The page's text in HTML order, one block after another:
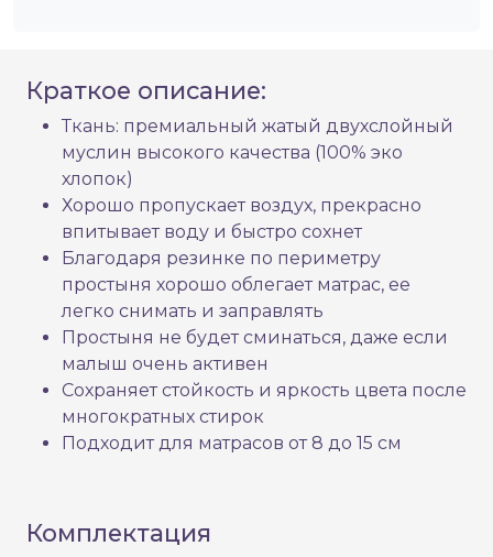
Краткое описание:
Ткань: премиальный жатый двухслойный
муслин высокого качества (100% эко
хлопок)
Хорошо пропускает воздух, прекрасно
впитывает воду и быстро сохнет
Благодаря резинке по периметру
простыня хорошо облегает матрас, ее
легко снимать и заправлять
Простыня не будет сминаться, даже если
малыш очень активен
Сохраняет стойкость и яркость цвета после
многократных стирок
Подходит для матрасов от 8 до 15 см
Комплектация